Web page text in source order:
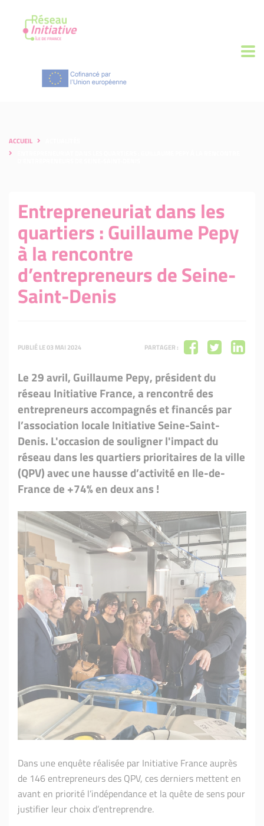
ACCUEIL
Entrepreneuriat dans les
quartiers : Guillaume Pepy
à la rencontre
d’entrepreneurs de Seine-
Saint-Denis
PUBLIÉ LE 03 MAI 2024 PARTAGER :
Le 29 avril, Guillaume Pepy, président du
réseau Initiative France, a rencontré des
entrepreneurs accompagnés et financés par
l’association locale Initiative Seine-Saint-
Denis. L'occasion de souligner l'impact du
réseau dans les quartiers prioritaires de la ville
(QPV) avec une hausse d’activité en Ile-de-
France de +74% en deux ans !
Dans une enquête réalisée par Initiative France auprès
de 146 entrepreneurs des QPV, ces derniers mettent en
avant en priorité l’indépendance et la quête de sens pour
justifier leur choix d’entreprendre.